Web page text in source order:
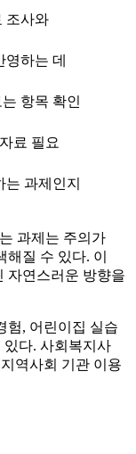
조사와
영하는 데
항목 확인
료 필요
과제인지
과제는 주의가
질 수 있다. 이
자연스러운 방향을
험, 어린이집 실습
있다. 사회복지사
역사회 기관 이용